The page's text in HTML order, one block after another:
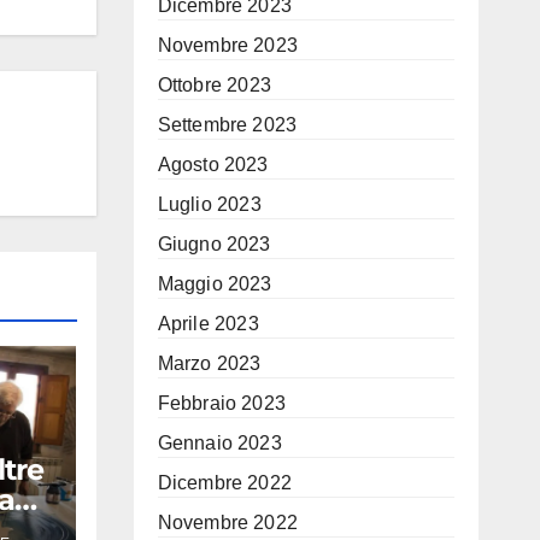
Dicembre 2023
Novembre 2023
Ottobre 2023
Settembre 2023
Agosto 2023
Luglio 2023
Giugno 2023
Maggio 2023
Aprile 2023
Marzo 2023
Febbraio 2023
Gennaio 2023
Dicembre 2022
Novembre 2022